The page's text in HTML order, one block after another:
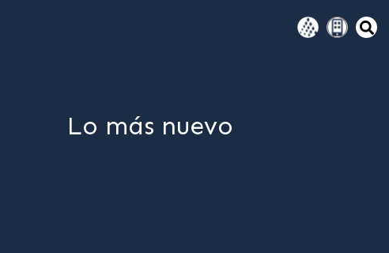
Lo más nuevo